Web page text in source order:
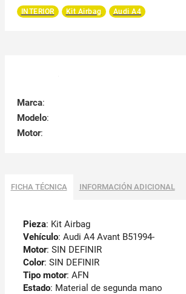
INTERIOR Kit Airbag Audi A4
Marca:
Modelo:
Motor:
FICHA TÉCNICA INFORMACIÓN ADICIONAL
Pieza: Kit Airbag
Vehículo: Audi A4 Avant B51994-
Motor: SIN DEFINIR
Color: SIN DEFINIR
Tipo motor: AFN
Estado: Material de segunda mano